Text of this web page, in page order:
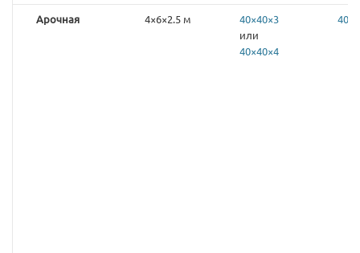
Арочная 4×6×2.5 м
40×40×3
или
40×40×4